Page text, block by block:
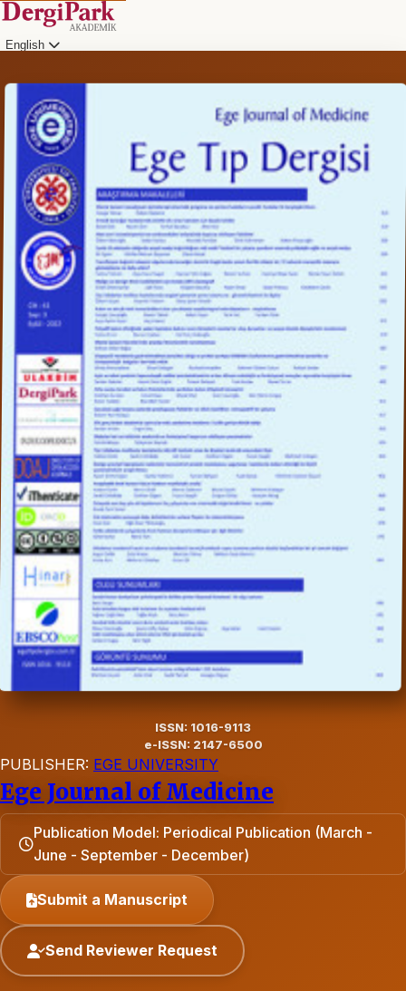
English
ISSN: 1016-9113
e-ISSN: 2147-6500
PUBLISHER: EGE UNIVERSITY
Ege Journal of Medicine
Publication Model: Periodical Publication (March -
June - September - December)
Submit a Manuscript
Send Reviewer Request